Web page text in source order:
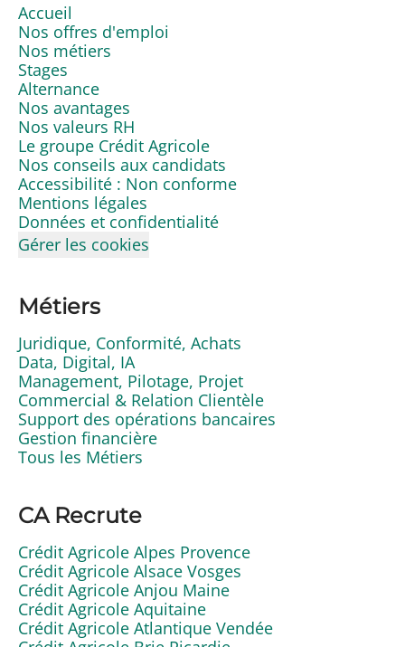
Accueil
Nos offres d'emploi
Nos métiers
Stages
Alternance
Nos avantages
Nos valeurs RH
Le groupe Crédit Agricole
Nos conseils aux candidats
Accessibilité : Non conforme
Mentions légales
Données et confidentialité
Gérer les cookies
Métiers
Juridique, Conformité, Achats
Data, Digital, IA
Management, Pilotage, Projet
Commercial & Relation Clientèle
Support des opérations bancaires
Gestion financière
Tous les Métiers
CA Recrute
Crédit Agricole Alpes Provence
Crédit Agricole Alsace Vosges
Crédit Agricole Anjou Maine
Crédit Agricole Aquitaine
Crédit Agricole Atlantique Vendée